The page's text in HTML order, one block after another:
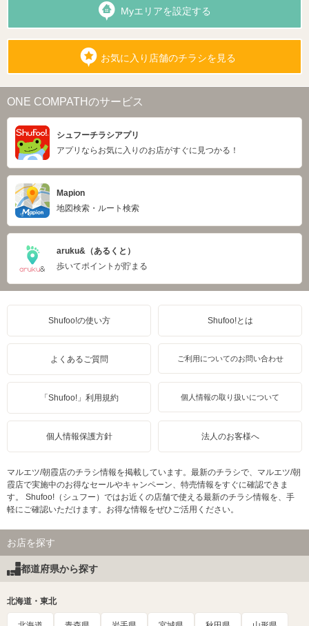
Myエリアを設定する
お気に入り店舗のチラシを見る
ONE COMPATHのサービス
シュフーチラシアプリ
アプリならお気に入りのお店がすぐに見つかる！
Mapion
地図検索・ルート検索
aruku&（あるくと）
歩いてポイントが貯まる
Shufoo!の使い方 Shufoo!とは
よくあるご質問 ご利用についてのお問い合わせ
「Shufoo!」利用規約 個人情報の取り扱いについて
個人情報保護方針 法人のお客様へ
マルエツ/朝霞店のチラシ情報を掲載しています。最新のチラシで、マルエツ/朝
霞店で実施中のお得なセールやキャンペーン、特売情報をすぐに確認できま
す。 Shufoo!（シュフー）ではお近くの店舗で使える最新のチラシ情報を、手
軽にご確認いただけます。お得な情報をぜひご活用ください。
お店を探す
都道府県から探す
北海道・東北